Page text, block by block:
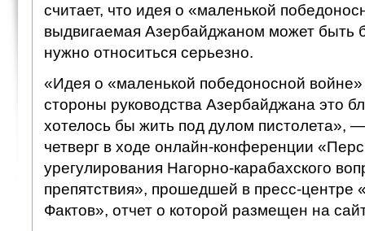
считает, что идея о «маленькой
выдвигаемая Азербайджаном может быть
нужно относиться серьезно.
«Идея о «маленькой победоносной
стороны руководства Азербайджана это
хотелось бы жить под дулом пистолета»,
четверг в ходе онлайн-конференции
урегулирования Нагорно-карабахского
препятствия», прошедшей в пресс-центре
Фактов», отчет о которой размещен на